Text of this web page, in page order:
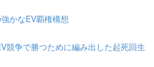
かなEV覇権構想
競争で勝つために編み出した起死回生